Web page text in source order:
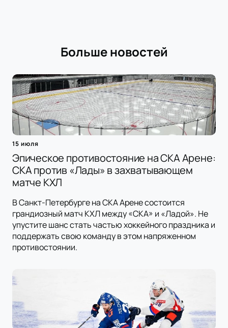
Больше новостей
15 июля
Эпическое противостояние на СКА Арене:
СКА против «Лады» в захватывающем
матче КХЛ
В Санкт-Петербурге на СКА Арене состоится
грандиозный матч КХЛ между «СКА» и «Ладой». Не
упустите шанс стать частью хоккейного праздника и
поддержать свою команду в этом напряженном
противостоянии.